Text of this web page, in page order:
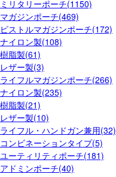
ミリタリーポーチ(1150)
マガジンポーチ(469)
ピストルマガジンポーチ(172)
ナイロン製(108)
樹脂製(61)
レザー製(3)
ライフルマガジンポーチ(266)
ナイロン製(235)
樹脂製(21)
レザー製(10)
ライフル・ハンドガン兼用(32)
コンビネーションタイプ(5)
ユーティリティポーチ(181)
アドミンポーチ(40)